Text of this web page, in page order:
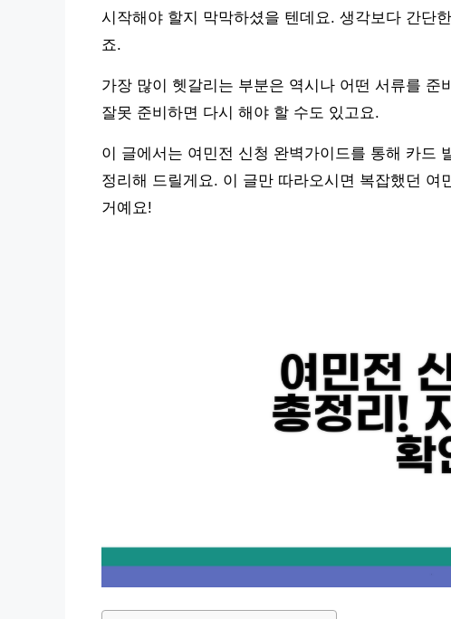
시작해야 할지 막막하셨을 텐데요. 생각보다 간단
죠.
가장 많이 헷갈리는 부분은 역시나 어떤 서류를
잘못 준비하면 다시 해야 할 수도 있고요.
이 글에서는 여민전 신청 완벽가이드를 통해 카드
정리해 드릴게요. 이 글만 따라오시면 복잡했던
거예요!